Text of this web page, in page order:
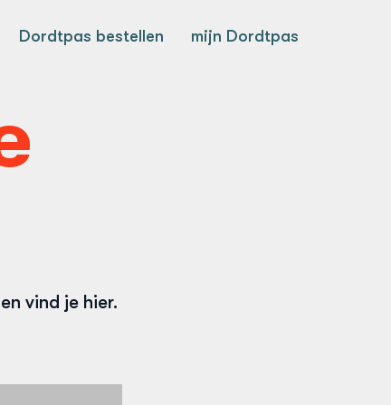
Dordtpas bestellen mijn Dordtpas
vind je hier.